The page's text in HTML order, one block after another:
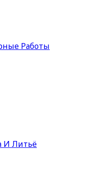
Работы
И Литьё